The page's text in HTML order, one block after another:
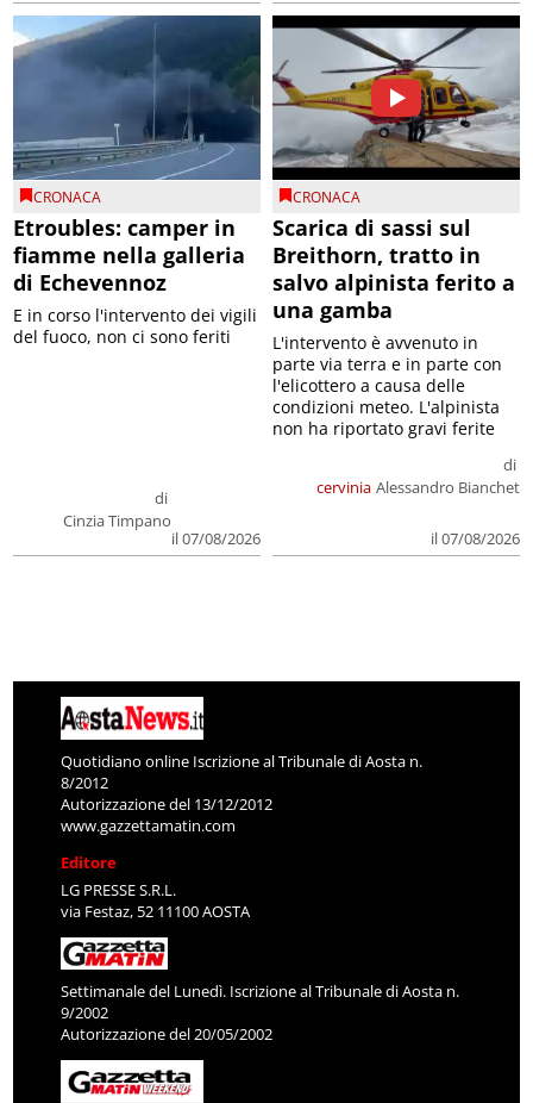
CRONACA
Etroubles: camper in
fiamme nella galleria
di Echevennoz
di
Cinzia Timpano
il 07/08/2026
E in corso l'intervento dei vigili
del fuoco, non ci sono feriti
CRONACA
Scarica di sassi sul
Breithorn, tratto in
salvo alpinista ferito a
una gamba
cervinia
di
Alessandro Bianchet
il 07/08/2026
L'intervento è avvenuto in
parte via terra e in parte con
l'elicottero a causa delle
condizioni meteo. L'alpinista
non ha riportato gravi ferite
Quotidiano online Iscrizione al Tribunale di Aosta n.
8/2012
Autorizzazione del 13/12/2012
www.gazzettamatin.com
Editore
LG PRESSE S.R.L.
via Festaz, 52 11100 AOSTA
Settimanale del Lunedì. Iscrizione al Tribunale di Aosta n.
9/2002
Autorizzazione del 20/05/2002